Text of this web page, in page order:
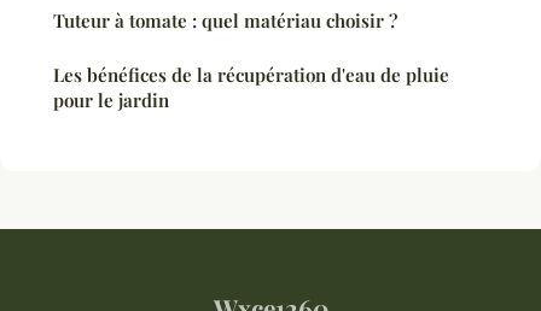
Tuteur à tomate : quel matériau choisir ?
Les bénéfices de la récupération d'eau de pluie
pour le jardin